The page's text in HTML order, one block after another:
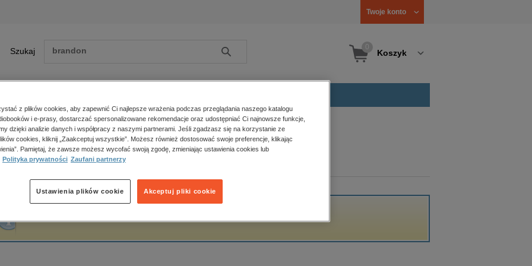
Twoje konto
Szukaj Szukaj Koszyk
Zobacz wszystkie E-prasa
polityka, społeczno-informacyjne
psychologiczne
popularno-naukowe
historia
główna Feliks Jabłczyński
Jabłczyński
z plików cookies, aby zapewnić Ci najlepsze wrażenia podczas przeglądania naszego katalogu
i e-prasy, dostarczać spersonalizowane rekomendacje oraz udostępniać Ci najnowsze funkcje,
dzięki analizie danych i współpracy z naszymi partnerami. Jeśli zgadzasz się na korzystanie ze
cookies, kliknij „Zaakceptuj wszystkie”. Możesz również dostosować swoje preferencje, klikając
Pamiętaj, że zawsze możesz wycofać swoją zgodę, zmieniając ustawienia cookies lub
Polityka prywatności Zaufani partnerzy
Akceptuj pliki cookie
Ustawienia plików cookie